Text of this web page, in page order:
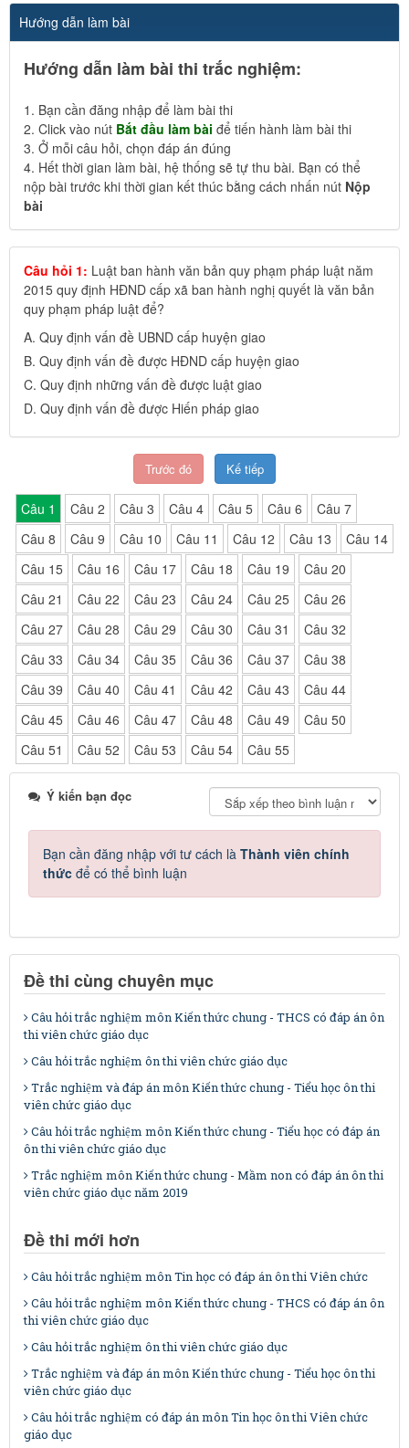
Hướng dẫn làm bài
Hướng dẫn làm bài thi trắc nghiệm:
1. Bạn cần đăng nhập để làm bài thi
2. Click vào nút Bắt đầu làm bài để tiến hành làm bài thi
3. Ở mỗi câu hỏi, chọn đáp án đúng
4. Hết thời gian làm bài, hệ thống sẽ tự thu bài. Bạn có thể
nộp bài trước khi thời gian kết thúc bằng cách nhấn nút Nộp
bài
Câu hỏi 1: Luật ban hành văn bản quy phạm pháp luật năm
2015 quy định HĐND cấp xã ban hành nghị quyết là văn bản
quy phạm pháp luật để?
A. Quy định vấn đề UBND cấp huyện giao
B. Quy định vấn đề được HĐND cấp huyện giao
C. Quy định những vấn đề được luật giao
D. Quy định vấn đề được Hiến pháp giao
Trước đó Kế tiếp
Câu 1 Câu 2 Câu 3 Câu 4 Câu 5 Câu 6
Câu 7
Câu 8
Câu 9 Câu 10 Câu 11 Câu 12 Câu 13
Câu 14
Câu 15
Câu 16 Câu 17 Câu 18 Câu 19
Câu 20
Câu 21
Câu 22 Câu 23 Câu 24 Câu 25
Câu 26
Câu 27
Câu 28 Câu 29 Câu 30 Câu 31
Câu 32
Câu 33
Câu 34 Câu 35 Câu 36 Câu 37
Câu 38
Câu 39
Câu 40 Câu 41 Câu 42 Câu 43
Câu 44
Câu 45
Câu 46 Câu 47 Câu 48 Câu 49
Câu 50
Câu 51
Câu 52 Câu 53 Câu 54 Câu 55
Ý kiến bạn đọc
Bạn cần đăng nhập với tư cách là Thành viên chính
thức để có thể bình luận
Đề thi cùng chuyên mục
Câu hỏi trắc nghiệm môn Kiến thức chung - THCS có đáp án ôn
thi viên chức giáo dục
Câu hỏi trắc nghiệm ôn thi viên chức giáo dục
Trắc nghiệm và đáp án môn Kiến thức chung - Tiểu học ôn thi
viên chức giáo dục
Câu hỏi trắc nghiệm môn Kiến thức chung - Tiểu học có đáp án
ôn thi viên chức giáo dục
Trắc nghiệm môn Kiến thức chung - Mầm non có đáp án ôn thi
viên chức giáo dục năm 2019
Đề thi mới hơn
Câu hỏi trắc nghiệm môn Tin học có đáp án ôn thi Viên chức
Câu hỏi trắc nghiệm môn Kiến thức chung - THCS có đáp án ôn
thi viên chức giáo dục
Câu hỏi trắc nghiệm ôn thi viên chức giáo dục
Trắc nghiệm và đáp án môn Kiến thức chung - Tiểu học ôn thi
viên chức giáo dục
Câu hỏi trắc nghiệm có đáp án môn Tin học ôn thi Viên chức
giáo dục